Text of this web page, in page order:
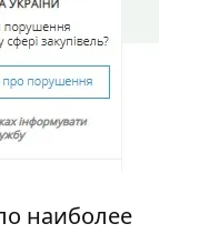
наиболее